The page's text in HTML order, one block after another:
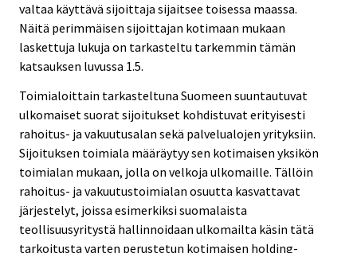
valtaa käyttävä sijoittaja sijaitsee toisessa maassa.
Näitä perimmäisen sijoittajan kotimaan mukaan
laskettuja lukuja on tarkasteltu tarkemmin tämän
katsauksen luvussa 1.5.
Toimialoittain tarkasteltuna Suomeen suuntautuvat
ulkomaiset suorat sijoitukset kohdistuvat erityisesti
rahoitus- ja vakuutusalan sekä palvelualojen yrityksiin.
Sijoituksen toimiala määräytyy sen kotimaisen yksikön
toimialan mukaan, jolla on velkoja ulkomaille. Tällöin
rahoitus- ja vakuutustoimialan osuutta kasvattavat
järjestelyt, joissa esimerkiksi suomalaista
teollisuusyritystä hallinnoidaan ulkomailta käsin tätä
tarkoitusta varten perustetun kotimaisen holding-